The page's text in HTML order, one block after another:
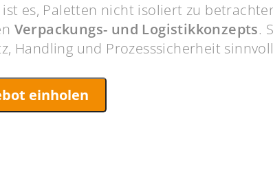
ist es, Paletten nicht isoliert zu
Verpackungs- und Logistikkonzepts.
Handling und Prozesssicherheit
einholen